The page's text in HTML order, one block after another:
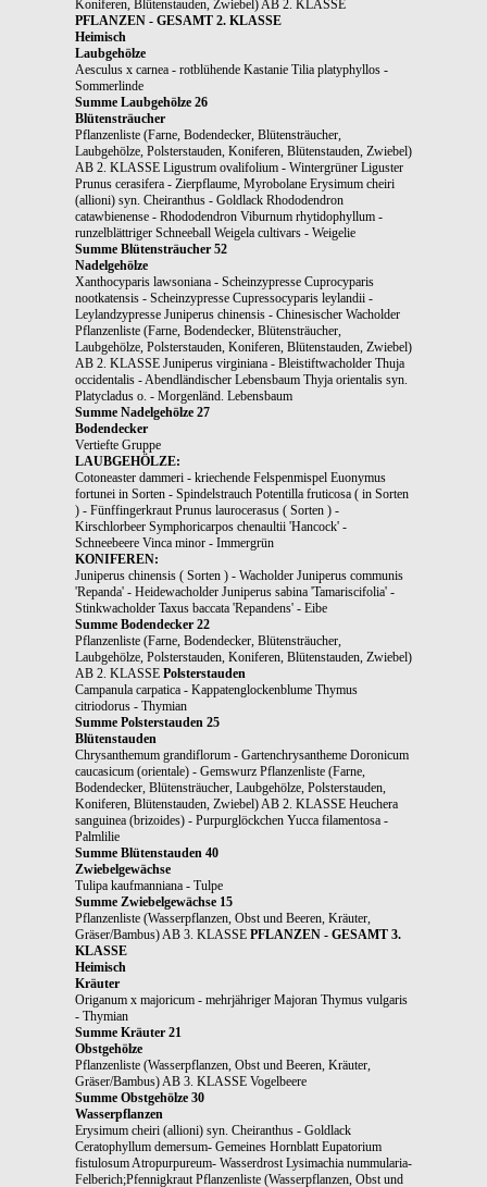
Koniferen, Blütenstauden, Zwiebel) AB 2. KLASSE
PFLANZEN - GESAMT 2. KLASSE
Heimisch
Laubgehölze
Aesculus x carnea - rotblühende Kastanie Tilia platyphyllos -
Sommerlinde
Summe Laubgehölze 26
Blütensträucher
Pflanzenliste (Farne, Bodendecker, Blütensträucher,
Laubgehölze, Polsterstauden, Koniferen, Blütenstauden, Zwiebel)
AB 2. KLASSE Ligustrum ovalifolium - Wintergrüner Liguster
Prunus cerasifera - Zierpflaume, Myrobolane Erysimum cheiri
(allioni) syn. Cheiranthus - Goldlack Rhododendron
catawbienense - Rhododendron Viburnum rhytidophyllum -
runzelblättriger Schneeball Weigela cultivars - Weigelie
Summe Blütensträucher 52
Nadelgehölze
Xanthocyparis lawsoniana - Scheinzypresse Cuprocyparis
nootkatensis - Scheinzypresse Cupressocyparis leylandii -
Leylandzypresse Juniperus chinensis - Chinesischer Wacholder
Pflanzenliste (Farne, Bodendecker, Blütensträucher,
Laubgehölze, Polsterstauden, Koniferen, Blütenstauden, Zwiebel)
AB 2. KLASSE Juniperus virginiana - Bleistiftwacholder Thuja
occidentalis - Abendländischer Lebensbaum Thyja orientalis syn.
Platycladus o. - Morgenländ. Lebensbaum
Summe Nadelgehölze 27
Bodendecker
Vertiefte Gruppe
LAUBGEHÖLZE:
Cotoneaster dammeri - kriechende Felspenmispel Euonymus
fortunei in Sorten - Spindelstrauch Potentilla fruticosa ( in Sorten
) - Fünffingerkraut Prunus laurocerasus ( Sorten ) -
Kirschlorbeer Symphoricarpos chenaultii 'Hancock' -
Schneebeere Vinca minor - Immergrün
KONIFEREN:
Juniperus chinensis ( Sorten ) - Wacholder Juniperus communis
'Repanda' - Heidewacholder Juniperus sabina 'Tamariscifolia' -
Stinkwacholder Taxus baccata 'Repandens' - Eibe
Summe Bodendecker 22
Pflanzenliste (Farne, Bodendecker, Blütensträucher,
Laubgehölze, Polsterstauden, Koniferen, Blütenstauden, Zwiebel)
AB 2. KLASSE Polsterstauden
Campanula carpatica - Kappatenglockenblume Thymus
citriodorus - Thymian
Summe Polsterstauden 25
Blütenstauden
Chrysanthemum grandiflorum - Gartenchrysantheme Doronicum
caucasicum (orientale) - Gemswurz Pflanzenliste (Farne,
Bodendecker, Blütensträucher, Laubgehölze, Polsterstauden,
Koniferen, Blütenstauden, Zwiebel) AB 2. KLASSE Heuchera
sanguinea (brizoides) - Purpurglöckchen Yucca filamentosa -
Palmlilie
Summe Blütenstauden 40
Zwiebelgewächse
Tulipa kaufmanniana - Tulpe
Summe Zwiebelgewächse 15
Pflanzenliste (Wasserpflanzen, Obst und Beeren, Kräuter,
Gräser/Bambus) AB 3. KLASSE PFLANZEN - GESAMT 3.
KLASSE
Heimisch
Kräuter
Origanum x majoricum - mehrjähriger Majoran Thymus vulgaris
- Thymian
Summe Kräuter 21
Obstgehölze
Pflanzenliste (Wasserpflanzen, Obst und Beeren, Kräuter,
Gräser/Bambus) AB 3. KLASSE Vogelbeere
Summe Obstgehölze 30
Wasserpflanzen
Erysimum cheiri (allioni) syn. Cheiranthus - Goldlack
Ceratophyllum demersum- Gemeines Hornblatt Eupatorium
fistulosum Atropurpureum- Wasserdrost Lysimachia nummularia-
Felberich;Pfennigkraut Pflanzenliste (Wasserpflanzen, Obst und